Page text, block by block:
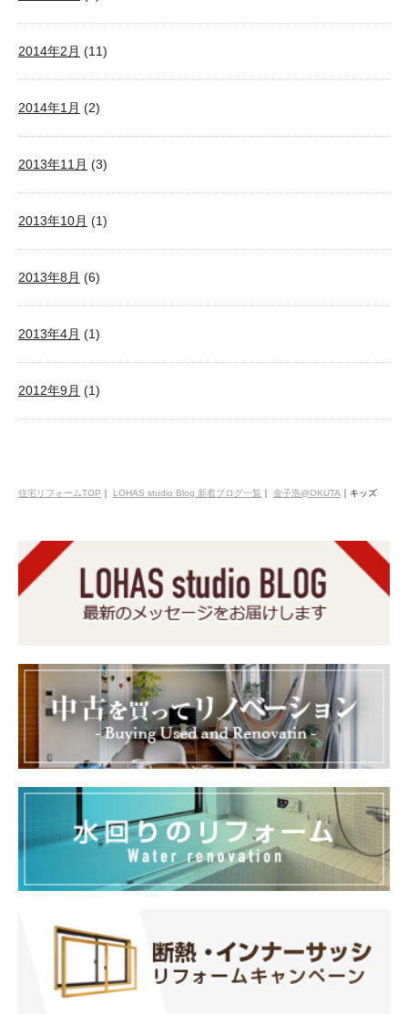
2014年2月 (11)
2014年1月 (2)
2013年11月 (3)
2013年10月 (1)
2013年8月 (6)
2013年4月 (1)
2012年9月 (1)
住宅リフォームTOP ｜ LOHAS studio Blog 新着ブログ一覧 ｜ 金子浩@OKUTA ｜ キッズ